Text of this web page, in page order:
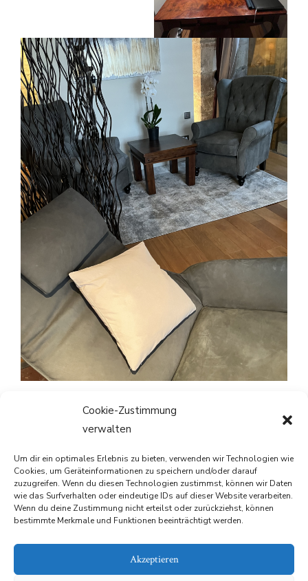
Cookie-Zustimmung
verwalten
Um dir ein optimales Erlebnis zu bieten, verwenden wir Technologien wie
Cookies, um Geräteinformationen zu speichern und/oder darauf
zuzugreifen. Wenn du diesen Technologien zustimmst, können wir Daten
wie das Surfverhalten oder eindeutige IDs auf dieser Website verarbeiten.
Wenn du deine Zustimmung nicht erteilst oder zurückziehst, können
bestimmte Merkmale und Funktionen beeinträchtigt werden.
Akzeptieren
Datenschutzerklärung
Cookie-Richtlinie
Impressum
Kontakt